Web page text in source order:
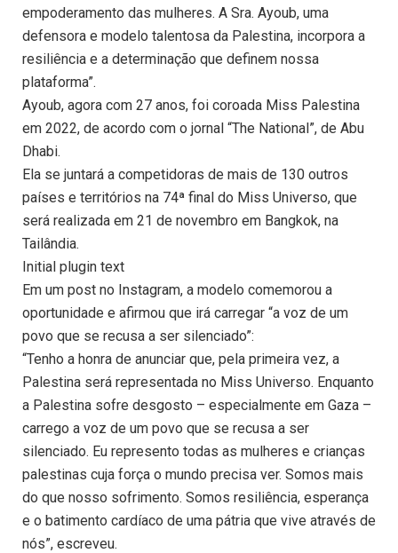
empoderamento das mulheres. A Sra. Ayoub, uma
defensora e modelo talentosa da Palestina, incorpora a
resiliência e a determinação que definem nossa
plataforma”.
Ayoub, agora com 27 anos, foi coroada Miss Palestina
em 2022, de acordo com o jornal “The National”, de Abu
Dhabi.
Ela se juntará a competidoras de mais de 130 outros
países e territórios na 74ª final do Miss Universo, que
será realizada em 21 de novembro em Bangkok, na
Tailândia.
Initial plugin text
Em um post no Instagram, a modelo comemorou a
oportunidade e afirmou que irá carregar “a voz de um
povo que se recusa a ser silenciado”:
“Tenho a honra de anunciar que, pela primeira vez, a
Palestina será representada no Miss Universo. Enquanto
a Palestina sofre desgosto – especialmente em Gaza –
carrego a voz de um povo que se recusa a ser
silenciado. Eu represento todas as mulheres e crianças
palestinas cuja força o mundo precisa ver. Somos mais
do que nosso sofrimento. Somos resiliência, esperança
e o batimento cardíaco de uma pátria que vive através de
nós”, escreveu.